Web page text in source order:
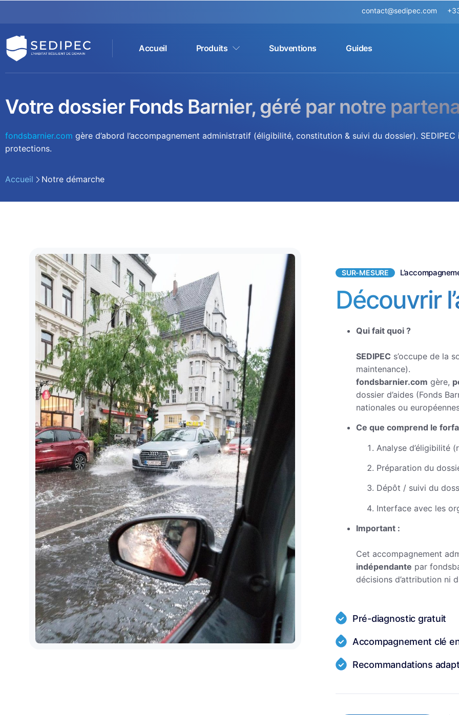
contact@sedipec.com
Accueil Produits Subventions Guides
Votre dossier Fonds Barnier, géré par notre
fondsbarnier.com gère d’abord l’accompagnement administratif (éligibilité, constitution & suivi du dossier).
protections.
Accueil Notre démarche
SUR-MESURE
Découvrir
Qui fait quoi ?
SEDIPEC s’occupe de la
maintenance).
fondsbarnier.com gère,
dossier d’aides (Fonds
nationales ou
Ce que comprend le
Analyse d’éligibilité
Préparation du
Dépôt / suivi du
Interface avec les
Important :
Cet accompagnement
indépendante par
décisions d’attribution ni
Pré-diagnostic gratuit
Accompagnement clé
Recommandations